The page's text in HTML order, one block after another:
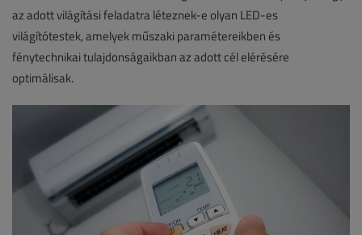
az adott világítási feladatra léteznek-e olyan LED-es
világítótestek, amelyek műszaki paramétereikben és
fénytechnikai tulajdonságaikban az adott cél elérésére
optimálisak.